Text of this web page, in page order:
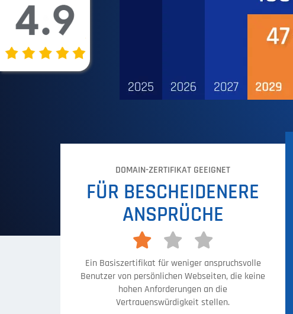
DOMAIN-ZERTIFIKAT GEEIGNET
FÜR BESCHEIDENERE
ANSPRÜCHE
Ein Basiszertifikat für weniger anspruchsvolle
Benutzer von persönlichen Webseiten, die keine
hohen Anforderungen an die
Vertrauenswürdigkeit stellen.